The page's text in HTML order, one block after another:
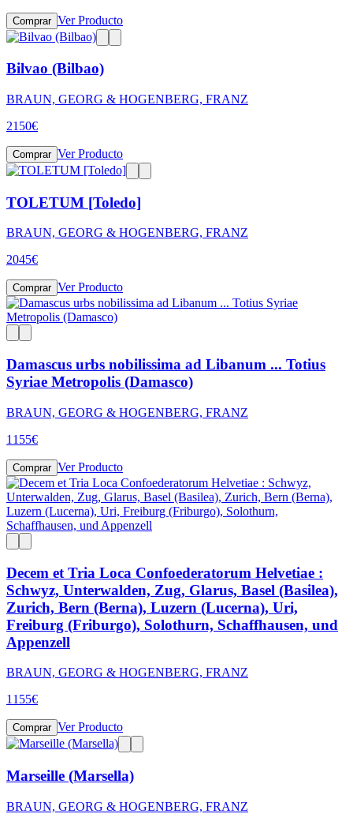
Comprar Ver Producto
Bilvao (Bilbao)
BRAUN, GEORG & HOGENBERG, FRANZ
2150€
Comprar Ver Producto
TOLETUM [Toledo]
BRAUN, GEORG & HOGENBERG, FRANZ
2045€
Comprar Ver Producto
Damascus urbs nobilissima ad Libanum ... Totius
Syriae Metropolis (Damasco)
BRAUN, GEORG & HOGENBERG, FRANZ
1155€
Comprar Ver Producto
Decem et Tria Loca Confoederatorum Helvetiae :
Schwyz, Unterwalden, Zug, Glarus, Basel (Basilea),
Zurich, Bern (Berna), Luzern (Lucerna), Uri,
Freiburg (Friburgo), Solothurn, Schaffhausen, und
Appenzell
BRAUN, GEORG & HOGENBERG, FRANZ
1155€
Comprar Ver Producto
Marseille (Marsella)
BRAUN, GEORG & HOGENBERG, FRANZ